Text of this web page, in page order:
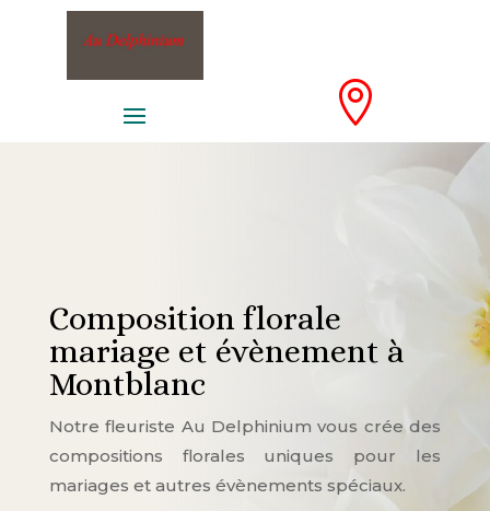

Composition florale
mariage et évènement à
Montblanc
Notre fleuriste Au Delphinium vous crée des
compositions florales uniques pour les
mariages et autres évènements spéciaux.